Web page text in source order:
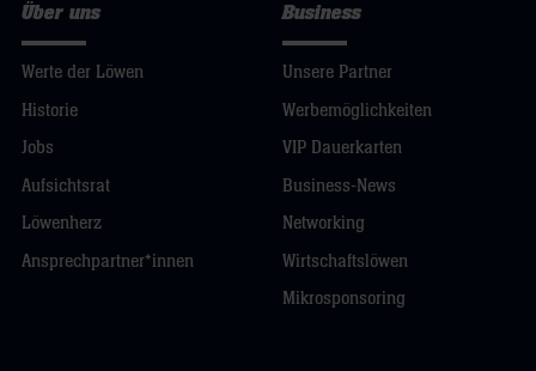
Über uns
Werte der Löwen
Historie
Jobs
Aufsichtsrat
Löwenherz
Ansprechpartner*innen
Business
Unsere Partner
Werbemöglichkeiten
VIP Dauerkarten
Business-News
Networking
Wirtschaftslöwen
Mikrosponsoring